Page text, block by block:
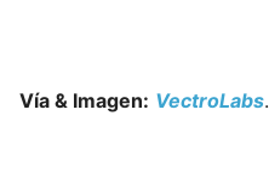
Vía & Imagen: VectroLabs.